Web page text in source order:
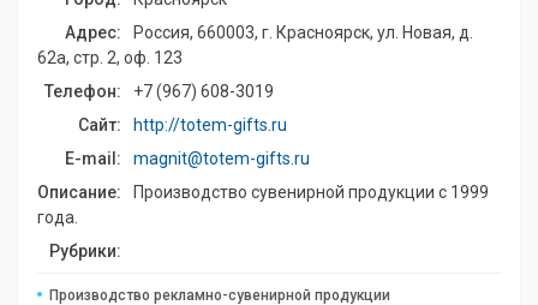
Адрес:
Россия, 660003, г. Красноярск, ул. Новая, д.
62а, стр. 2, оф. 123
Телефон:
+7 (967) 608-3019
Сайт:
http://totem-gifts.ru
E-mail:
magnit@totem-gifts.ru
Описание:
Производство сувенирной продукции с 1999
года.
Рубрики:
Производство рекламно-сувенирной продукции